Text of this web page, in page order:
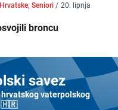
Seniori / 20. lipnja
broncu
savez
vaterpolskog